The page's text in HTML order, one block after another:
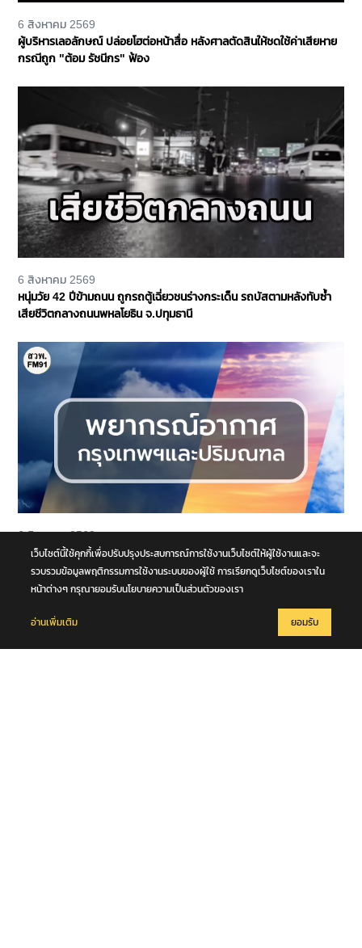
6 สิงหาคม 2569
ผู้บริหารเลอลักษณ์ ปล่อยโฮต่อหน้าสื่อ หลังศาลตัดสินให้ชดใช้ค่าเสียหาย
กรณีถูก "ต้อม รัชนีกร" ฟ้อง
6 สิงหาคม 2569
หนุ่มวัย 42 ปีข้ามถนน ถูกรถตู้เฉี่ยวชนร่างกระเด็น รถบัสตามหลังทับซ้ำ
เสียชีวิตกลางถนนพหลโยธิน จ.ปทุมธานี
6 สิงหาคม 2569
พยากรณ์อากาศประจำวันที่ 6 สิงหาคม 2569 กรุงเทพและปริมณฑล มีฝน
ฟ้าคะนอง ร้อยละ 70 ของพื้นที่
เว็บไซต์นี้ใช้คุกกี้เพื่อปรับปรุงประสบการณ์การใช้งานเว็บไซต์ให้ผู้ใช้งานและจะ
รวบรวมข้อมูลพฤติกรรมการใช้งานระบบของผู้ใช้ การเรียกดูเว็บไซต์ของเราใน
หน้าต่างๆ กรุณายอมรับนโยบายความเป็นส่วนตัวของเรา
อ่านเพิ่มเติม ยอมรับ